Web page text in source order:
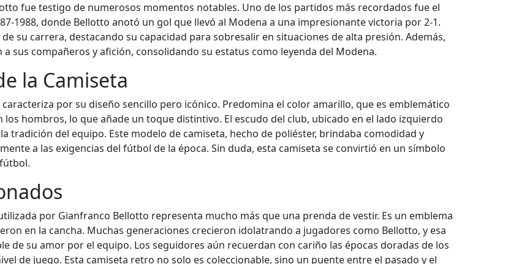
fue testigo de numerosos momentos notables. Uno de los partidos más recordados fue el
1988, donde Bellotto anotó un gol que llevó al Modena a una impresionante victoria por 2-1.
su carrera, destacando su capacidad para sobresalir en situaciones de alta presión. Además,
sus compañeros y afición, consolidando su estatus como leyenda del Modena.
la Camiseta
por su diseño sencillo pero icónico. Predomina el color amarillo, que es emblemático
los hombros, lo que añade un toque distintivo. El escudo del club, ubicado en el lado izquierdo
tradición del equipo. Este modelo de camiseta, hecho de poliéster, brindaba comodidad y
a las exigencias del fútbol de la época. Sin duda, esta camiseta se convirtió en un símbolo
por Gianfranco Bellotto representa mucho más que una prenda de vestir. Es un emblema
en la cancha. Muchas generaciones crecieron idolatrando a jugadores como Bellotto, y esa
de su amor por el equipo. Los seguidores aún recuerdan con cariño las épocas doradas de los
de juego. Esta camiseta retro no solo es coleccionable, sino un puente entre el pasado y el